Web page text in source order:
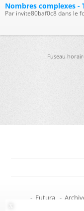
Nombres complexes -
Par invite80baf0c8 dans le
Fuseau
- Futura -